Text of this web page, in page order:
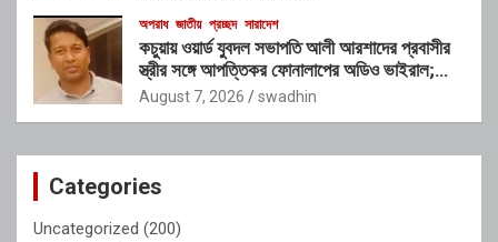
অপরাধ জাতীয় প্রচ্ছদ সারাদেশ
কচুয়ায় ওয়ার্ড যুবদল সভাপতি আলী আরশাদের প্রবাসীর
স্ত্রীর সঙ্গে আপত্তিকর ফোনালাপের অডিও ভাইরাল;
শাস্তির দাবি এলাকাবাসীর
August 7, 2026 swadhin
Categories
Uncategorized (200)